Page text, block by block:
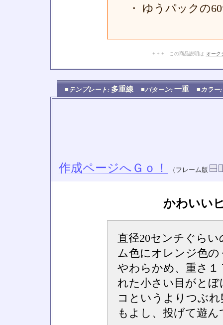
・ ゆうパックの
+ + + この商品説明は オーク
■テンプレート: 多重線 ■パターン: 一重 ■カラー:
作成ページへＧｏ！ （フレーム版
かわいい
直径20センチぐら
ム色にオレンジ色
やわらかめ、重さ１
れた小さい目がと
コというよりつぶ
もよし、投げて遊ん